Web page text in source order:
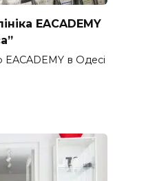
EACADEMY
в Одесі